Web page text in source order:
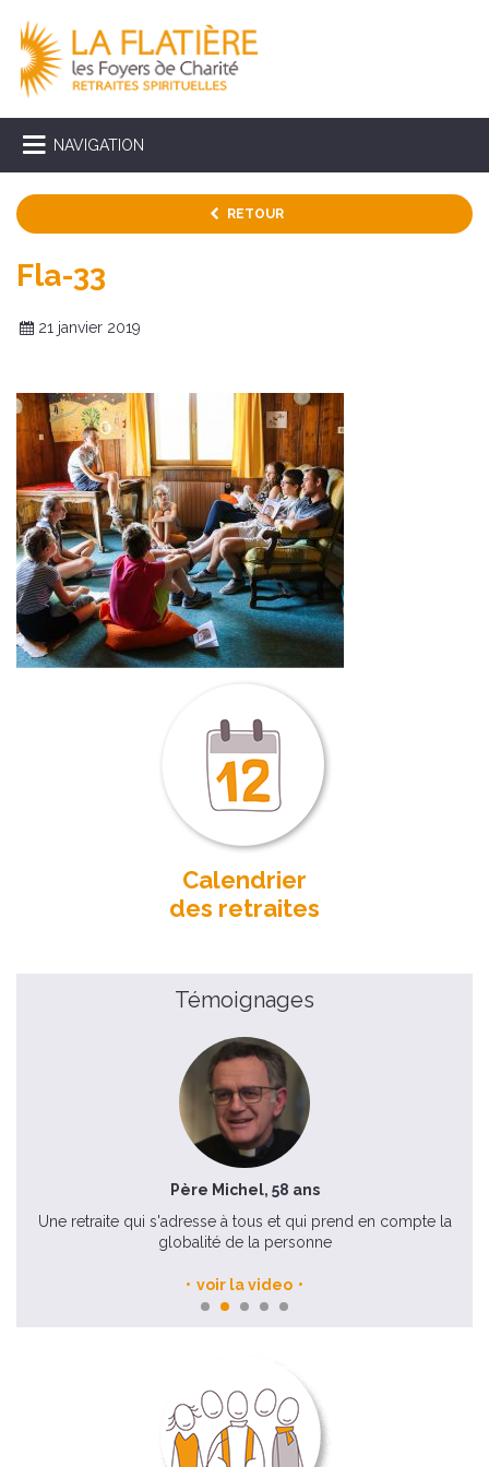
NAVIGATION
RETOUR
Fla-33
21 janvier 2019
Calendrier
des retraites
Témoignages
Père Michel, 58 ans
Une retraite qui s'adresse à tous et qui prend en compte la
globalité de la personne
voir la video